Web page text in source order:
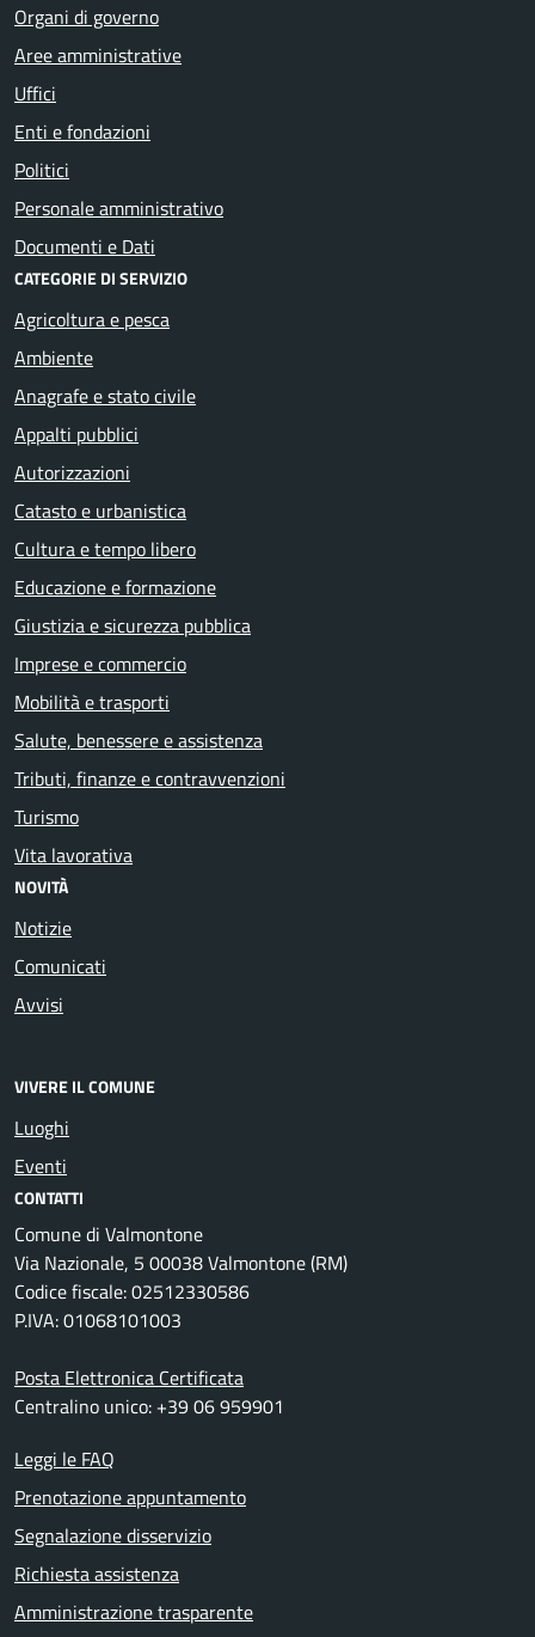
Organi di governo
Aree amministrative
Uffici
Enti e fondazioni
Politici
Personale amministrativo
Documenti e Dati
CATEGORIE DI SERVIZIO
Agricoltura e pesca
Ambiente
Anagrafe e stato civile
Appalti pubblici
Autorizzazioni
Catasto e urbanistica
Cultura e tempo libero
Educazione e formazione
Giustizia e sicurezza pubblica
Imprese e commercio
Mobilità e trasporti
Salute, benessere e assistenza
Tributi, finanze e contravvenzioni
Turismo
Vita lavorativa
NOVITÀ
Notizie
Comunicati
Avvisi
VIVERE IL COMUNE
Luoghi
Eventi
CONTATTI
Comune di Valmontone
Via Nazionale, 5 00038 Valmontone (RM)
Codice fiscale: 02512330586
P.IVA: 01068101003
Posta Elettronica Certificata
Centralino unico: +39 06 959901
Leggi le FAQ
Prenotazione appuntamento
Segnalazione disservizio
Richiesta assistenza
Amministrazione trasparente